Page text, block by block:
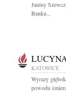
Janiny
Banku...
KATOWICE
Wyrazy
powodu